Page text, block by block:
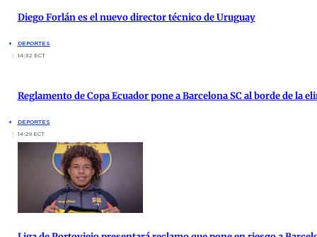
Diego Forlán es el nuevo director técnico de Uruguay
DEPORTES
14:32 ECT
Reglamento de Copa Ecuador pone a Barcelona SC al borde de la
DEPORTES
14:29 ECT